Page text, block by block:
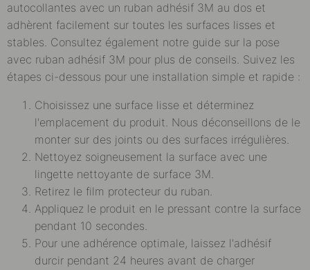
autocollantes avec un ruban adhésif 3M au dos et
adhèrent facilement sur toutes les surfaces lisses et
stables. Consultez également notre guide sur la pose
avec ruban adhésif 3M pour plus de conseils. Suivez les
étapes ci-dessous pour une installation simple et rapide :
Choisissez une surface lisse et déterminez
l'emplacement du produit. Nous déconseillons de le
monter sur des joints ou des surfaces irrégulières.
Nettoyez soigneusement la surface avec une
lingette nettoyante de surface 3M.
Retirez le film protecteur du ruban.
Appliquez le produit en le pressant contre la surface
pendant 10 secondes.
Pour une adhérence optimale, laissez l'adhésif
durcir pendant 24 heures avant de charger